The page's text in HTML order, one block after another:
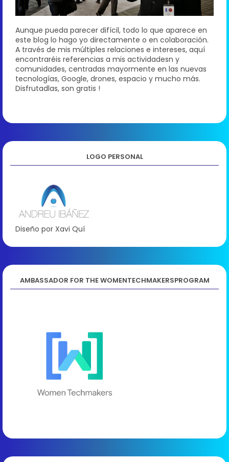
Aunque pueda parecer difícil, todo lo que aparece en
este blog lo hago yo directamente o en colaboración.
A través de mis múltiples relaciones e intereses, aquí
encontraréis referencias a mis actividadesn y
comunidades, centradas mayormente en las nuevas
tecnologías, Google, drones, espacio y mucho más.
Disfrutadlas, son gratis !
LOGO PERSONAL
Diseño por Xavi Quí
AMBASSADOR FOR THE WOMENTECHMAKERSPROGRAM